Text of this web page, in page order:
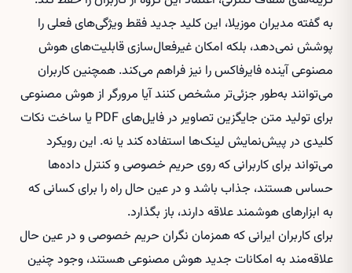
به گفته مدیران موزیلا، این کلید جدید فقط ویژگی‌های فعلی را
پوشش نمی‌دهد، بلکه امکان غیرفعال‌سازی قابلیت‌های هوش
مصنوعی آینده فایرفاکس را نیز فراهم می‌کند. همچنین کاربران
می‌توانند به‌طور جزئی‌تر مشخص کنند آیا مرورگر از هوش مصنوعی
برای تولید متن جایگزین تصاویر در فایل‌های PDF یا ساخت نکات
کلیدی در پیش‌نمایش لینک‌ها استفاده کند یا نه. این رویکرد
می‌تواند برای کاربرانی که روی حریم خصوصی و کنترل داده‌ها
حساس هستند، جذاب باشد و در عین حال راه را برای کسانی که
به ابزارهای هوشمند علاقه دارند، باز بگذارد.
برای کاربران ایرانی که همزمان نگران حریم خصوصی و در عین حال
علاقه‌مند به امکانات جدید هوش مصنوعی هستند، وجود چنین